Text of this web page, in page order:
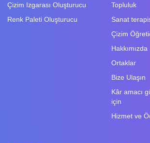
Çizim Izgarası Oluşturucu
Renk Paleti Oluşturucu
Topluluk
Sanat
Çizim
Hakkımızda
Ortaklar
Bize Ulaşın
Kâr amacı
için
Hizmet ve